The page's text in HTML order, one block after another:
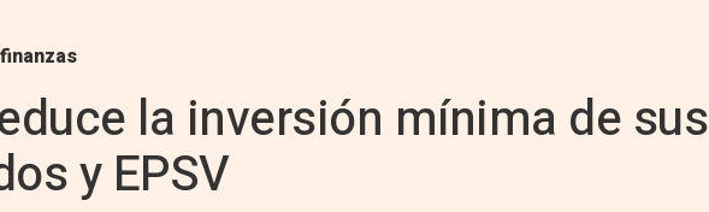
finanzas
la inversión mínima de sus
y EPSV